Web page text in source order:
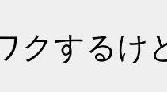
クするけ